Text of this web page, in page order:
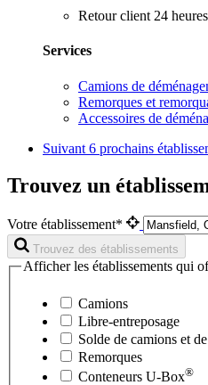
Retour client 24 heures
Services
Camions de
Remorques et
Accessoires de
Suivant 6 prochains
Trouvez un
Votre établissement*
Trouvez des établissements
Afficher les établissements qui
Camions
Libre-entreposage
Solde de camions et
Remorques
Conteneurs U-Box®